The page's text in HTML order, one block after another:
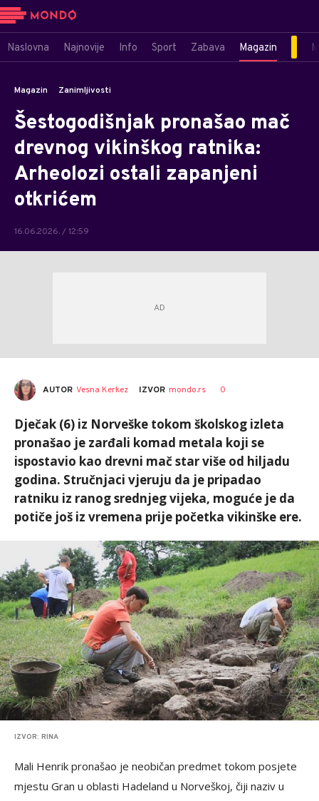
Naslovna Najnovije Info Sport Zabava Magazin
Magazin Zanimljivosti
Šestogodišnjak pronašao mač
drevnog vikinškog ratnika:
Arheolozi ostali zapanjeni
otkrićem
16.06.2026. / 12:59
AUTOR Vesna Kerkez IZVOR mondo.rs 0
Dječak (6) iz Norveške tokom školskog izleta
pronašao je zarđali komad metala koji se
ispostavio kao drevni mač star više od hiljadu
godina. Stručnjaci vjeruju da je pripadao
ratniku iz ranog srednjeg vijeka, moguće je da
potiče još iz vremena prije početka vikinške ere.
IZVOR: RINA
Mali Henrik pronašao je neobičan predmet tokom posjete
mjestu Gran u oblasti Hadeland u Norveškoj, čiji naziv u